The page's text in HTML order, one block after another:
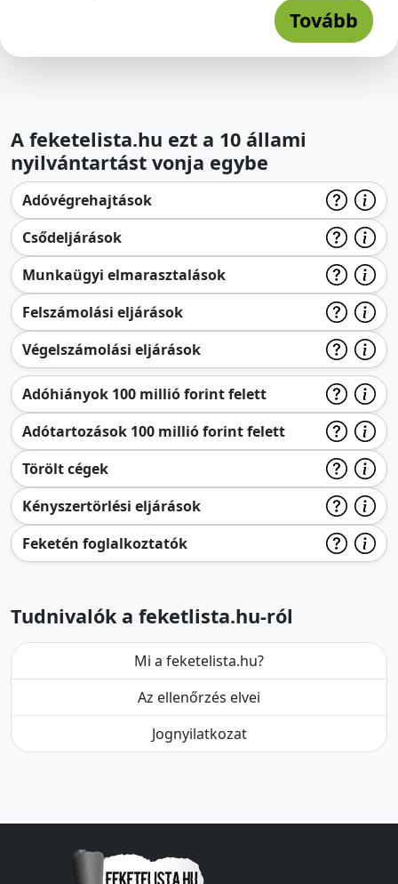
Tovább
A feketelista.hu ezt a 10 állami
nyilvántartást vonja egybe
Adóvégrehajtások
Csődeljárások
Munkaügyi elmarasztalások
Felszámolási eljárások
Végelszámolási eljárások
Adóhiányok 100 millió forint felett
Adótartozások 100 millió forint felett
Törölt cégek
Kényszertörlési eljárások
Feketén foglalkoztatók
Tudnivalók a feketlista.hu-ról
Mi a feketelista.hu?
Az ellenőrzés elvei
Jognyilatkozat